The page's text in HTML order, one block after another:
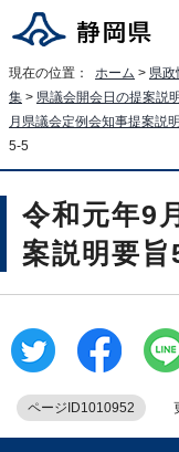
現在の位置： ホーム > 県政
集 > 県議会開会日の提案説明
月県議会定例会知事提案説
5-5
令和元年9
案説明要旨
ページID1010952